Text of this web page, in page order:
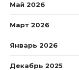
Май 2026
Март 2026
Январь 2026
Декабрь 2025